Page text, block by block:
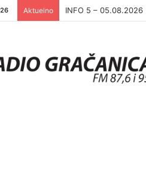
Aktuelno INFO 5 – 04.08.2026.